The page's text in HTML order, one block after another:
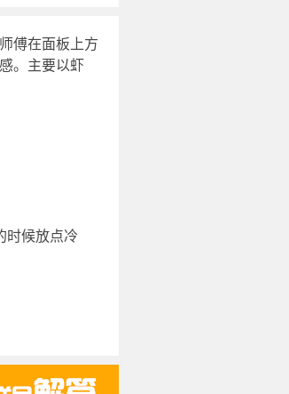
傅在面板上方
。主要以虾
时候放点冷